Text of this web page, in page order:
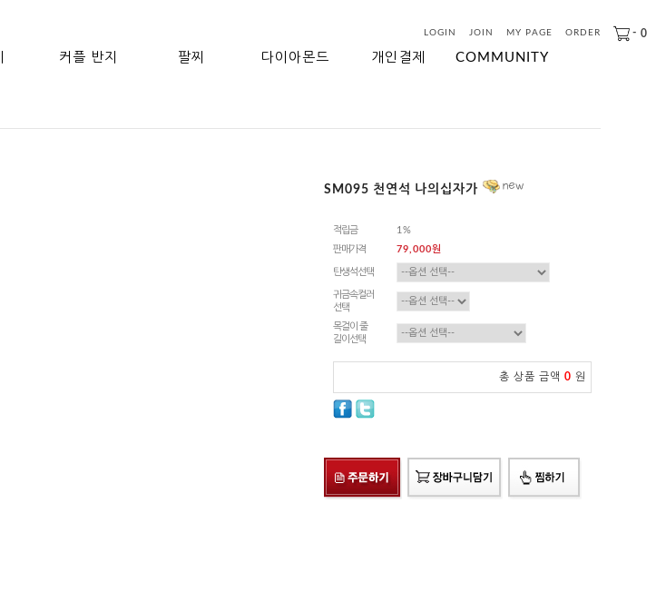
LOGIN JOIN MY PAGE ORDER - 0
커플 반지 팔찌 다이아몬드 개인결제 COMMUNITY
SM095 천연석 나의십자가
적립금
1%
판매가격
79,000원
탄생석선택
귀금속컬러
선택
목걸이 줄
길이선택
총 상품 금액 0 원